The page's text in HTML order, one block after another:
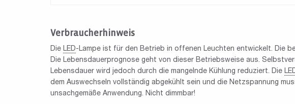
Verbraucherhinweis
Die LED-Lampe ist für den Betrieb in offenen Leuchten entwickelt. Die
Die Lebensdauerprognose geht von dieser Betriebsweise aus.
Lebensdauer wird jedoch durch die mangelnde Kühlung reduziert. Die
dem Auswechseln vollständig abgekühlt sein und die Netzspannung
unsachgemäße Anwendung. Nicht dimmbar!